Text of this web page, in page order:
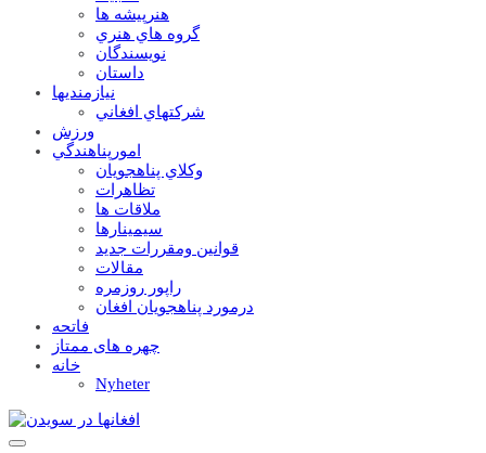
هنرپيشه ها
گروه هاي هنري
نويسندگان
داستان
نيازمنديها
شرکتهاي افغاني
ورزش
امورپناهندگي
وکلاي پناهجويان
تظاهرات
ملاقات ها
سيمينارها
قوانين ومقررات جديد
مقالات
راپور روزمره
درمورد پناهجويان افغان
فاتحه
چهره های ممتاز
خانه
Nyheter